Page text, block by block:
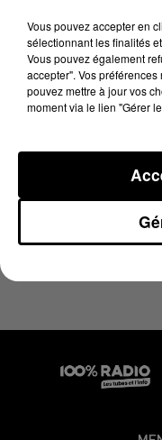
7 juillet 2023 - 4 min
LES INFOS DU
Vous pouvez accepter en
sélectionnant les finalités
Vous pouvez également
accepter". Vos
pouvez mettre à jour vos
moment via le lien "Gérer